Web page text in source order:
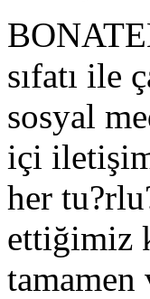
sıfatı ile
sosyal
içi
her
ettiğimiz